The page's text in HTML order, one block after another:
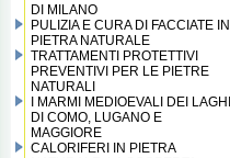
DI MILANO
PULIZIA E CURA DI FACCIATE IN
PIETRA NATURALE
TRATTAMENTI PROTETTIVI
PREVENTIVI PER LE PIETRE
NATURALI
I MARMI MEDIOEVALI DEI LAGHI
DI COMO, LUGANO E
MAGGIORE
CALORIFERI IN PIETRA